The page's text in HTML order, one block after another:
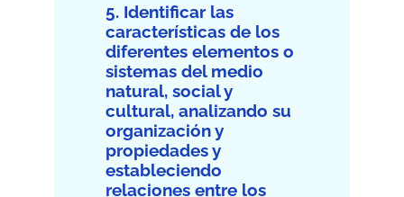
5. Identificar las
características de los
diferentes elementos o
sistemas del medio
natural, social y
cultural, analizando su
organización y
propiedades y
estableciendo
relaciones entre los